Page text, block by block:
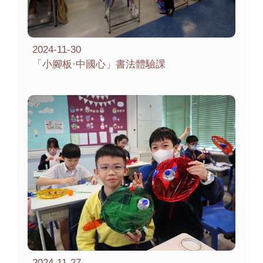
2024-11-30
「小腳板·中國心」書法體驗課